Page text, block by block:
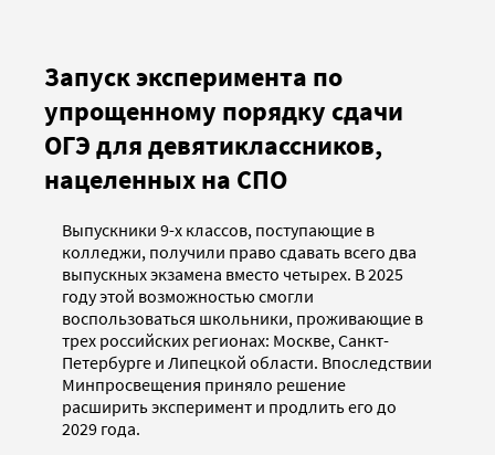
Запуск эксперимента по
упрощенному порядку сдачи
ОГЭ для девятиклассников,
нацеленных на СПО
Выпускники 9-х классов, поступающие в
колледжи, получили право сдавать всего два
выпускных экзамена вместо четырех. В 2025
году этой возможностью смогли
воспользоваться школьники, проживающие в
трех российских регионах: Москве, Санкт-
Петербурге и Липецкой области. Впоследствии
Минпросвещения приняло решение
расширить эксперимент и продлить его до
2029 года.